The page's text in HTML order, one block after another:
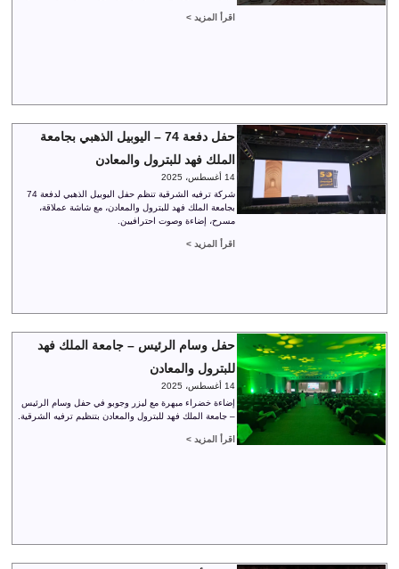
اقرأ المزيد >
حفل دفعة 74 – اليوبيل الذهبي بجامعة
الملك فهد للبترول والمعادن
14 أغسطس، 2025
شركة ترفيه الشرقية تنظم حفل اليوبيل الذهبي لدفعة 74
بجامعة الملك فهد للبترول والمعادن، مع شاشة عملاقة،
مسرح، إضاءة وصوت احترافيين.
اقرأ المزيد >
حفل وسام الرئيس – جامعة الملك فهد
للبترول والمعادن
14 أغسطس، 2025
إضاءة خضراء مبهرة مع ليزر وجوبو في حفل وسام الرئيس
– جامعة الملك فهد للبترول والمعادن بتنظيم ترفيه الشرقية.
اقرأ المزيد >